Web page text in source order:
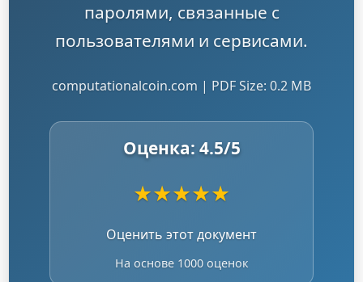
паролями, связанные с
пользователями и сервисами.
computationalcoin.com | PDF Size: 0.2 MB
Оценка: 4.5/5
★★★★★
Оценить этот документ
На основе 1000 оценок